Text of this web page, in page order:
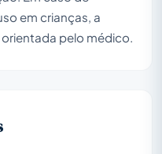
em crianças, a
pelo médico.